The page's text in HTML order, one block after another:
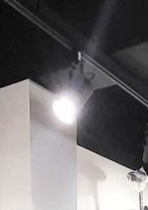
페이코 ID로 페이코 라이